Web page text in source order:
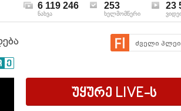
6 119 246
ნახვა
253
ხელმომწერი
23
ძველი
უყურე LIVE-ს